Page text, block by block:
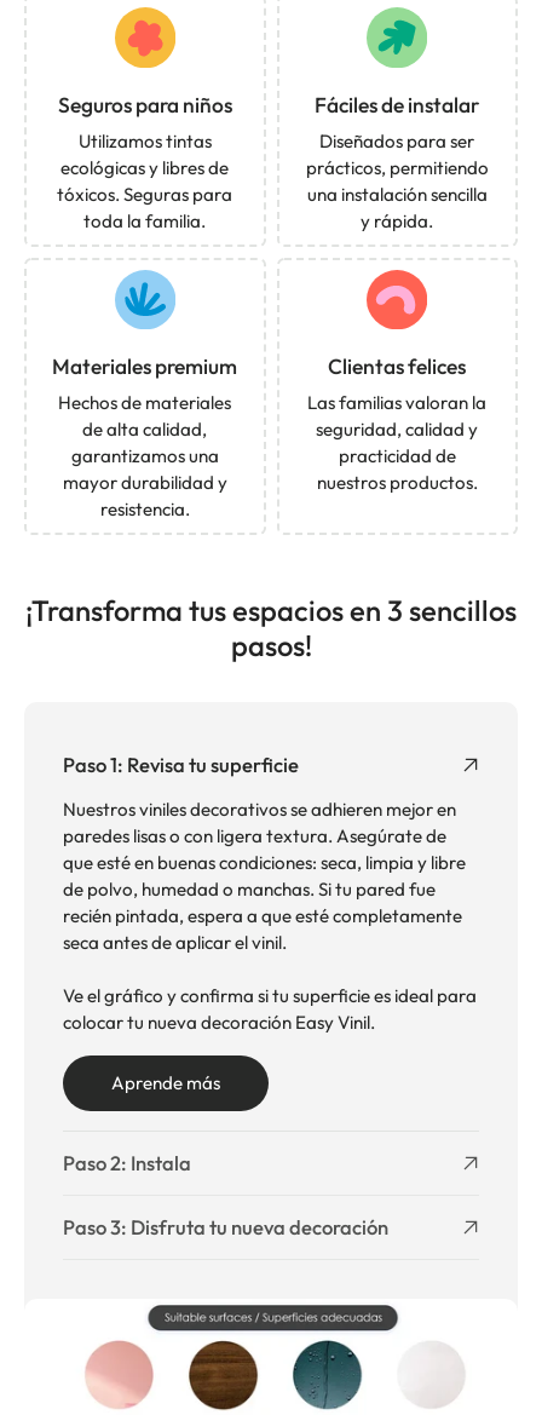
Seguros para niños
Utilizamos tintas
ecológicas y libres de
tóxicos. Seguras para
toda la familia.
Fáciles de instalar
Diseñados para ser
prácticos, permitiendo
una instalación sencilla
y rápida.
Materiales premium
Hechos de materiales
de alta calidad,
garantizamos una
mayor durabilidad y
resistencia.
Clientas felices
Las familias valoran la
seguridad, calidad y
practicidad de
nuestros productos.
¡Transforma tus espacios en 3 sencillos
pasos!
Paso 1: Revisa tu superficie
Nuestros viniles decorativos se adhieren mejor en
paredes lisas o con ligera textura. Asegúrate de
que esté en buenas condiciones: seca, limpia y libre
de polvo, humedad o manchas. Si tu pared fue
recién pintada, espera a que esté completamente
seca antes de aplicar el vinil.
Ve el gráfico y confirma si tu superficie es ideal para
colocar tu nueva decoración Easy Vinil.
Aprende más
Paso 2: Instala
Paso 3: Disfruta tu nueva decoración